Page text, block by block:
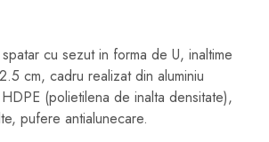
cu sezut in forma de U, inaltime
cm, cadru realizat din aluminiu
(polietilena de inalta densitate),
pufere antialunecare.